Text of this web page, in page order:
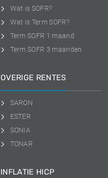
Wat is SOFR?
Wat is Term SOFR?
Term SOFR 1 maand
Term SOFR 3 maanden
OVERIGE RENTES
SARON
ESTER
SONIA
TONAR
INFLATIE HICP